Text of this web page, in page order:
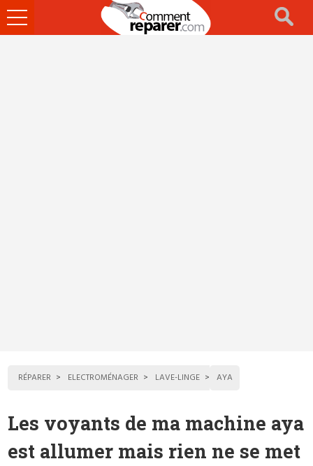
Ouvrir
le
RÉPARER ELECTROMÉNAGER LAVE-LINGE AYA
Les voyants de ma machine aya
est allumer mais rien ne se met